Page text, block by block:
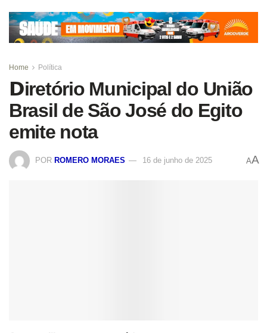
Home Política
𝗗iretório Municipal do União
Brasil de São José do Egito
emite nota
POR ROMERO MORAES 16 de junho de 2025 AA